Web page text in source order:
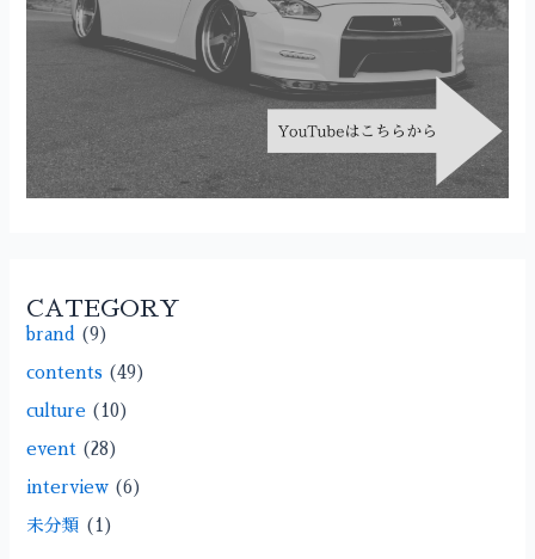
CATEGORY
brand (9)
contents (49)
culture (10)
event (28)
interview (6)
未分類 (1)